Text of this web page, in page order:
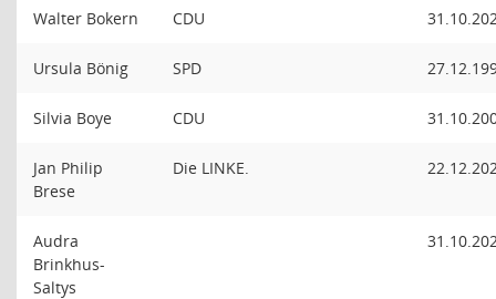
Walter Bokern CDU
Ursula Bönig SPD
Silvia Boye CDU
Jan Philip
Brese
Die LINKE.
Audra
Brinkhus-
Saltys